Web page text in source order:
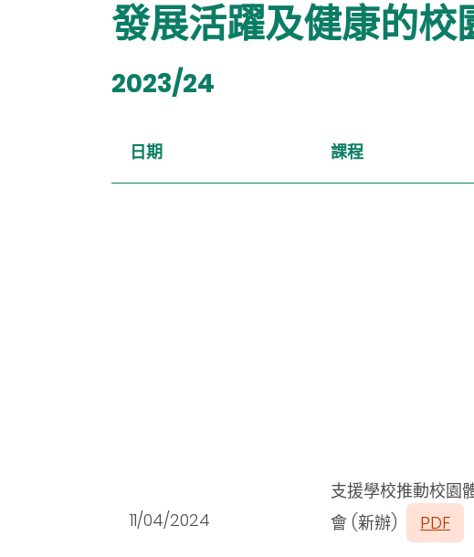
發展活躍及健康的
2023/24
日期 課程
11/04/2024
支援學校推動校園
會 (新辦)
PDF